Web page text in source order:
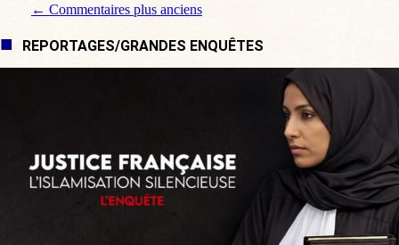
Navigation de commentaire
← Commentaires plus anciens
REPORTAGES/GRANDES ENQUÊTES